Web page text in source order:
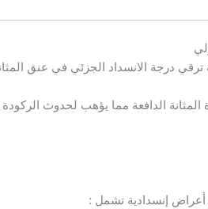
ترقي درجة الانسداد الجزئي في عنق
الدافعة مما يؤهب لحدوث الركودة
أعراض إنسدادية تشمل :